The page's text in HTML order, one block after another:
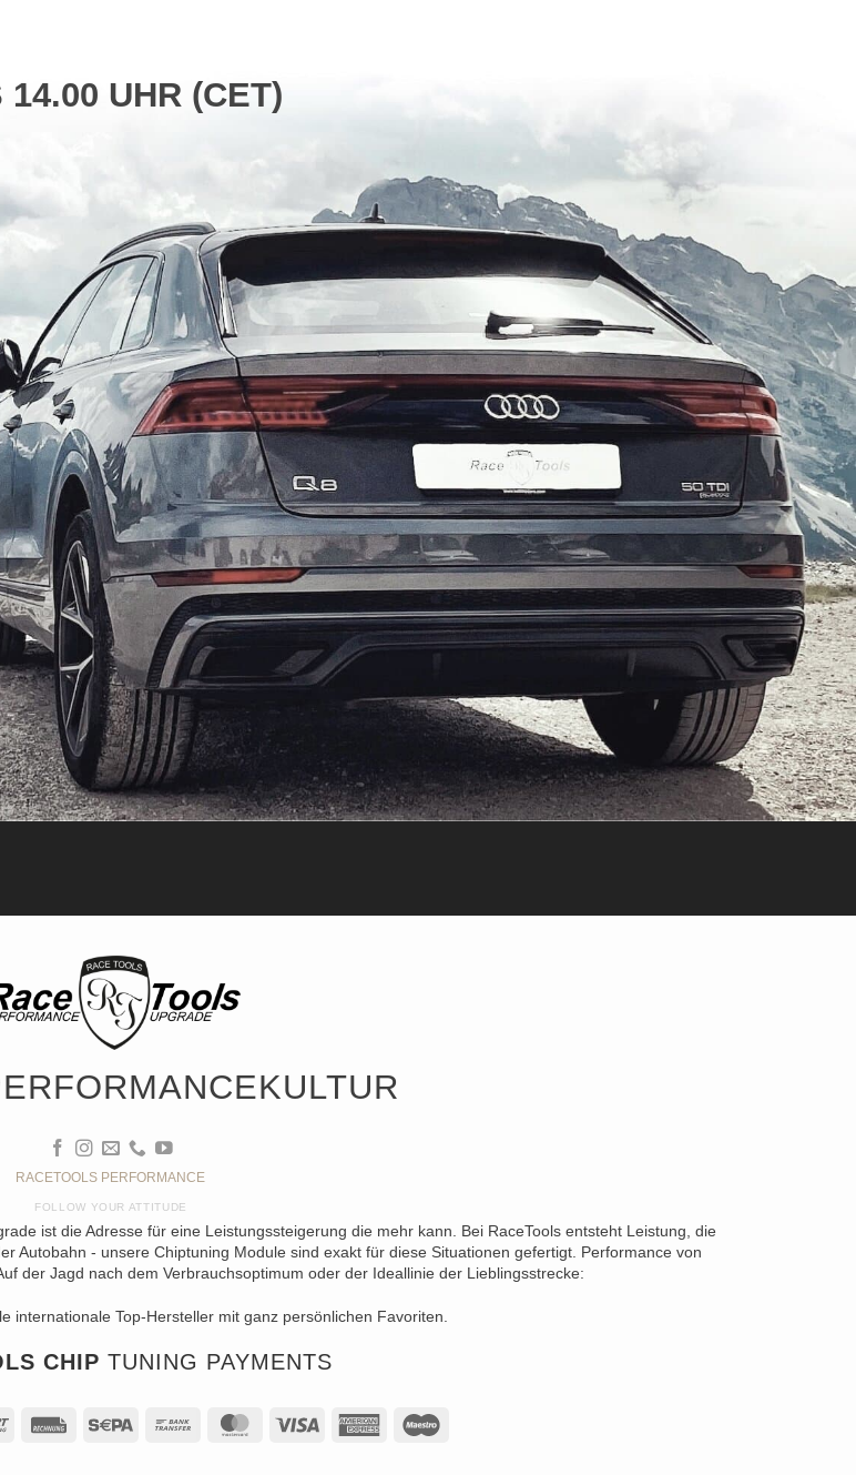
UHR (CET)
RACETOOLS PERFORMANCE
FOLLOW YOUR ATTITUDE
ist die Adresse für eine Leistungssteigerung die mehr kann. Bei RaceTools entsteht Leistung, die
Autobahn - unsere Chiptuning Module sind exakt für diese Situationen gefertigt. Performance von
der Jagd nach dem Verbrauchsoptimum oder der Ideallinie der Lieblingsstrecke:
internationale Top-Hersteller mit ganz persönlichen Favoriten.
CHIP TUNING PAYMENTS
Sofort RechungSepa
Bank
MasterCard
Visa
American